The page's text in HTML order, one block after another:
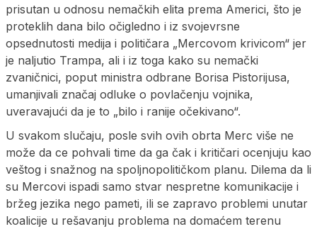
prisutan u odnosu nemačkih elita prema Americi, što je
proteklih dana bilo očigledno i iz svojevrsne
opsednutosti medija i političara „Mercovom krivicom“ jer
je naljutio Trampa, ali i iz toga kako su nemački
zvaničnici, poput ministra odbrane Borisa Pistorijusa,
umanjivali značaj odluke o povlačenju vojnika,
uveravajući da je to „bilo i ranije očekivano“.
U svakom slučaju, posle svih ovih obrta Merc više ne
može da ce pohvali time da ga čak i kritičari ocenjuju kao
veštog i snažnog na spoljnopolitičkom planu. Dilema da li
su Mercovi ispadi samo stvar nespretne komunikacije i
bržeg jezika nego pameti, ili se zapravo problemi unutar
koalicije u rešavanju problema na domaćem terenu